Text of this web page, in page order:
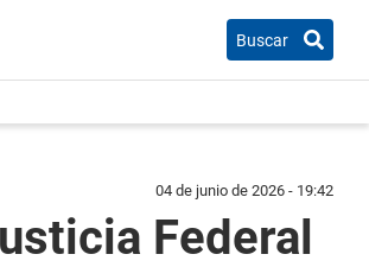
Buscar
04 de junio de 2026 - 19:42
Federal